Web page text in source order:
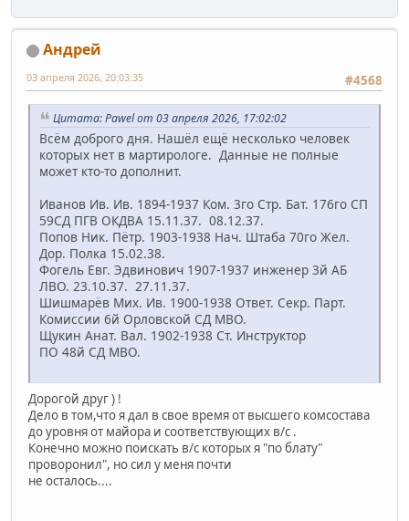
Андрей
#4568
03 апреля 2026, 20:03:35
Цитата: Pawel от 03 апреля 2026, 17:02:02
Всём доброго дня. Нашёл ещё несколько человек
которых нет в мартирологе. Данные не полные
может кто-то дополнит.
Иванов Ив. Ив. 1894-1937 Ком. 3го Стр. Бат. 176го СП
59СД ПГВ ОКДВА 15.11.37. 08.12.37.
Попов Ник. Пётр. 1903-1938 Нач. Штаба 70го Жел.
Дор. Полка 15.02.38.
Фогель Евг. Эдвинович 1907-1937 инженер 3й АБ
ЛВО. 23.10.37. 27.11.37.
Шишмарёв Мих. Ив. 1900-1938 Ответ. Секр. Парт.
Комиссии 6й Орловской СД МВО.
Щукин Анат. Вал. 1902-1938 Ст. Инструктор
ПО 48й СД МВО.
Дорогой друг ) !
Дело в том,что я дал в свое время от высшего комсостава
до уровня от майора и соответствующих в/с .
Конечно можно поискать в/с которых я "по блату"
проворонил", но сил у меня почти
не осталось....